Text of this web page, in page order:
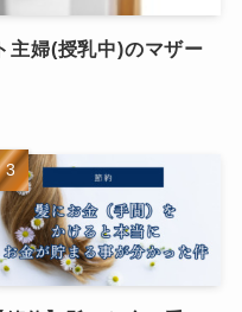
主婦(授乳中)のマザー